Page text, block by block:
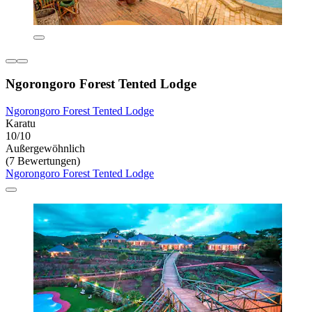
Ngorongoro Forest Tented Lodge
Ngorongoro Forest Tented Lodge
Karatu
10/10
Außergewöhnlich
(7 Bewertungen)
Ngorongoro Forest Tented Lodge